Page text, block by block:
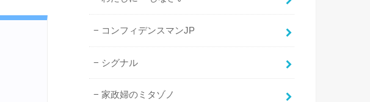
コンフィデンスマンJP
シグナル
家政婦のミタゾノ